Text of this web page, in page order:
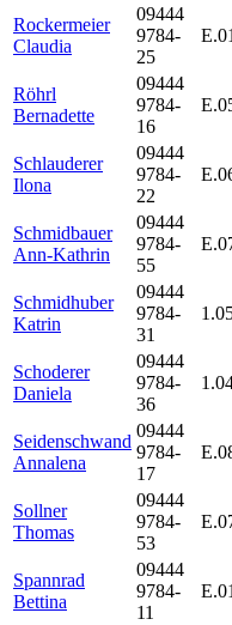
Rockermeier
Claudia
09444
9784-
25
E.01
Röhrl
Bernadette
09444
9784-
16
Schlauderer
Ilona
09444
9784-
22
Schmidbauer
Ann-Kathrin
09444
9784-
55
Schmidhuber
Katrin
09444
9784-
31
Schoderer
Daniela
09444
9784-
36
Seidenschwand
Annalena
09444
9784-
17
Sollner
Thomas
09444
9784-
53
Spannrad
Bettina
09444
9784-
11
E.01